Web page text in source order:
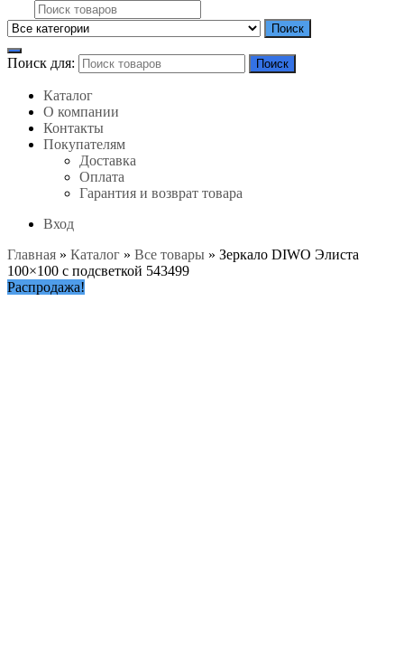
Поиск
Поиск для: Поиск
Каталог
О компании
Контакты
Покупателям
Доставка
Оплата
Гарантия и возврат товара
Вход
Главная » Каталог » Все товары » Зеркало DIWO Элиста
100×100 с подсветкой 543499
Распродажа!